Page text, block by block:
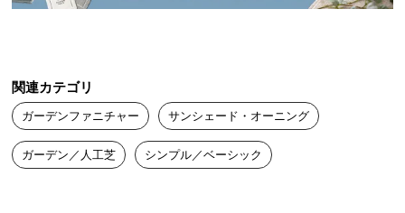
い
て
ト
約90% 約88% 約87.8%
関連カテゴリ
ガーデンファニチャー サンシェード・オーニング
ガーデン／人工芝 シンプル／ベーシック